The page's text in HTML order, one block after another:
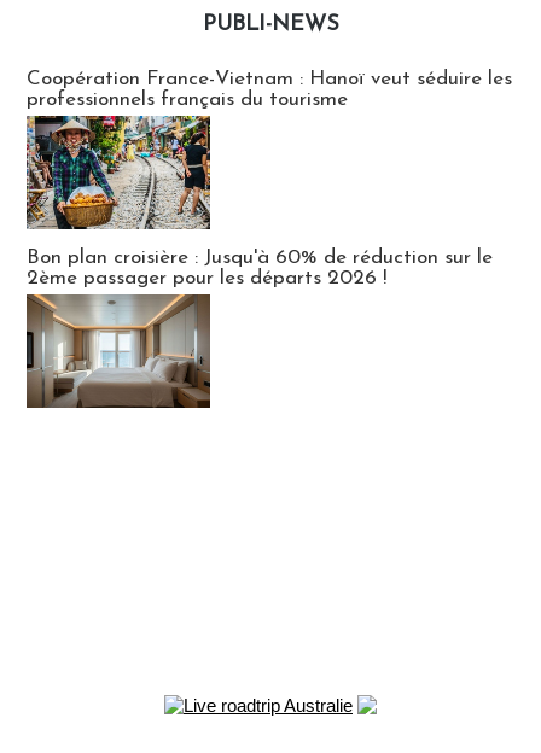
PUBLI-NEWS
Coopération France-Vietnam : Hanoï veut séduire les
professionnels français du tourisme
Bon plan croisière : Jusqu'à 60% de réduction sur le
2ème passager pour les départs 2026 !